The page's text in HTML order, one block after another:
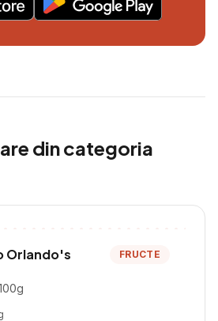
din categoria
Orlando's FRUCTE